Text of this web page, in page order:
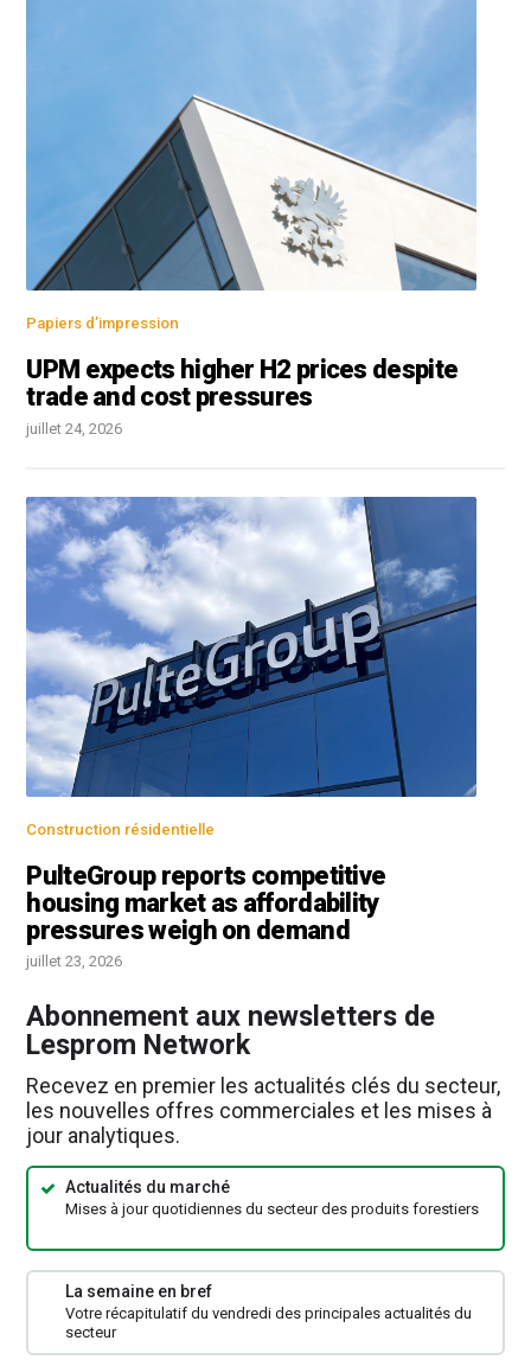
Papiers d’impression
UPM expects higher H2 prices despite
trade and cost pressures
juillet 24, 2026
Construction résidentielle
PulteGroup reports competitive
housing market as affordability
pressures weigh on demand
juillet 23, 2026
Abonnement aux newsletters de
Lesprom Network
Recevez en premier les actualités clés du secteur,
les nouvelles offres commerciales et les mises à
jour analytiques.
Actualités du marché
Mises à jour quotidiennes du secteur des produits forestiers
La semaine en bref
Votre récapitulatif du vendredi des principales actualités du
secteur